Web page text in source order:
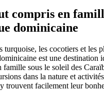
compris en
dominicaine
turquoise, les cocotiers et les
est une destination
famille sous le soleil des
dans la nature et
trouvent facilement leur